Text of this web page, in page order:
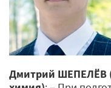
Дмитрий ШЕПЕЛЁВ